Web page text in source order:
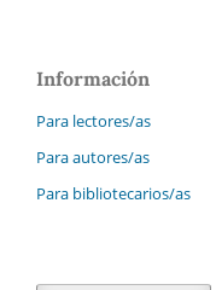
Información
Para lectores/as
Para autores/as
Para bibliotecarios/as